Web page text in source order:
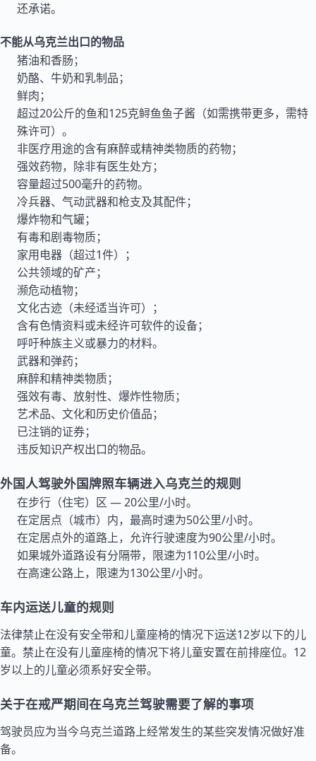
还承诺。
不能从乌克兰出口的物品
猪油和香肠；
奶酪、牛奶和乳制品；
鲜肉；
超过20公斤的鱼和125克鲟鱼鱼子酱（如需携带更多，需特
殊许可）。
非医疗用途的含有麻醉或精神类物质的药物；
强效药物，除非有医生处方；
容量超过500毫升的药物。
冷兵器、气动武器和枪支及其配件；
爆炸物和气罐；
有毒和剧毒物质；
家用电器（超过1件）；
公共领域的矿产；
濒危动植物；
文化古迹（未经适当许可）；
含有色情资料或未经许可软件的设备；
呼吁种族主义或暴力的材料。
武器和弹药；
麻醉和精神类物质；
强效有毒、放射性、爆炸性物质；
艺术品、文化和历史价值品；
已注销的证券；
违反知识产权出口的物品。
外国人驾驶外国牌照车辆进入乌克兰的规则
在步行（住宅）区 — 20公里/小时。
在定居点（城市）内，最高时速为50公里/小时。
在定居点外的道路上，允许行驶速度为90公里/小时。
如果城外道路设有分隔带，限速为110公里/小时。
在高速公路上，限速为130公里/小时。
车内运送儿童的规则
法律禁止在没有安全带和儿童座椅的情况下运送12岁以下的儿
童。禁止在没有儿童座椅的情况下将儿童安置在前排座位。12
岁以上的儿童必须系好安全带。
关于在戒严期间在乌克兰驾驶需要了解的事项
驾驶员应为当今乌克兰道路上经常发生的某些突发情况做好准
备。